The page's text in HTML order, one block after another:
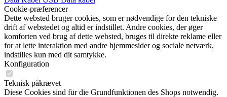
Cookie-præferencer
Dette websted bruger cookies, som er nødvendige for den tekniske
drift af webstedet og altid er indstillet. Andre cookies, der øger
komforten ved brug af dette websted, bruges til direkte reklame eller
for at lette interaktion med andre hjemmesider og sociale netværk,
indstilles kun med dit samtykke.
Konfiguration
Teknisk påkrævet
Diese Cookies sind für die Grundfunktionen des Shops notwendig.